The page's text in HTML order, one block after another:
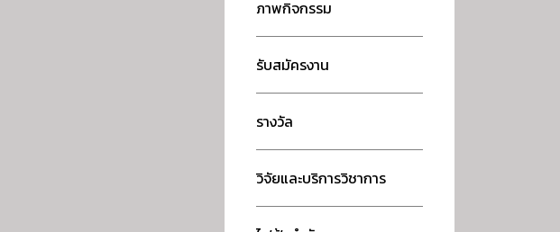
ภาพกิจกรรม
รับสมัครงาน
รางวัล
วิจัยและบริการวิชาการ